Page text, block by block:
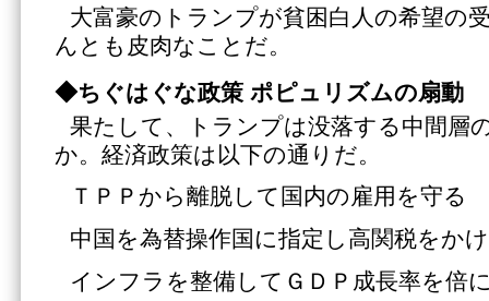
大富豪のトランプが貧困白人の希望の
んとも皮肉なことだ。
◆ちぐはぐな政策 ポピュリズムの扇動
果たして、トランプは没落する中間層
か。経済政策は以下の通りだ。
ＴＰＰから離脱して国内の雇用を守る
中国を為替操作国に指定し高関税をか
インフラを整備してＧＤＰ成長率を倍